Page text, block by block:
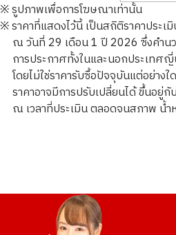
18K gold (K18) Kihei ring
2.4g
ราคารับซื้ออ้างอิง
※ รูปภาพเพื่อการโฆษณาเท่านั้น
※ ราคาที่แสดงไว้นี้ เป็นสถิติราคาประ
ณ วันที่ 29 เดือน 1 ปี 2026 ซึ่งคำน
การประกาศทั้งในและนอกประเทศ
โดยไม่ใช่ราคารับซื้อปัจจุบันแต่อย่างใด
ราคาอาจมีการปรับเปลี่ยนได้ ขึ้นอยู่
ณ เวลาที่ประเมิน ตลอดจนสภาพ น้